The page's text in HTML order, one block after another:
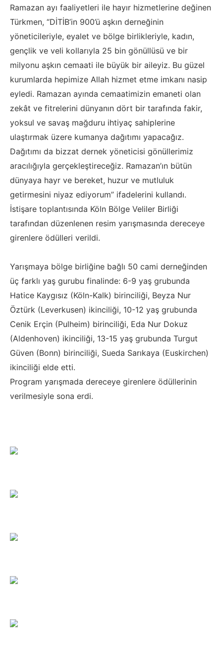
Ramazan ayı faaliyetleri ile hayır hizmetlerine değinen
Türkmen, “DİTİB’in 900’ü aşkın derneğinin
yöneticileriyle, eyalet ve bölge birlikleriyle, kadın,
gençlik ve veli kollarıyla 25 bin gönüllüsü ve bir
milyonu aşkın cemaati ile büyük bir aileyiz. Bu güzel
kurumlarda hepimize Allah hizmet etme imkanı nasip
eyledi. Ramazan ayında cemaatimizin emaneti olan
zekât ve fitrelerini dünyanın dört bir tarafında fakir,
yoksul ve savaş mağduru ihtiyaç sahiplerine
ulaştırmak üzere kumanya dağıtımı yapacağız.
Dağıtımı da bizzat dernek yöneticisi gönüllerimiz
aracılığıyla gerçekleştireceğiz. Ramazan’ın bütün
dünyaya hayr ve bereket, huzur ve mutluluk
getirmesini niyaz ediyorum” ifadelerini kullandı.
İstişare toplantısında Köln Bölge Veliler Birliği
tarafından düzenlenen resim yarışmasında dereceye
girenlere ödülleri verildi.
Yarışmaya bölge birliğine bağlı 50 cami derneğinden
üç farklı yaş gurubu finalinde: 6-9 yaş grubunda
Hatice Kaygısız (Köln-Kalk) birinciliği, Beyza Nur
Öztürk (Leverkusen) ikinciliği, 10-12 yaş grubunda
Cenik Erçin (Pulheim) birinciliği, Eda Nur Dokuz
(Aldenhoven) ikinciliği, 13-15 yaş grubunda Turgut
Güven (Bonn) birinciliği, Sueda Sarıkaya (Euskirchen)
ikinciliği elde etti.
Program yarışmada dereceye girenlere ödüllerinin
verilmesiyle sona erdi.